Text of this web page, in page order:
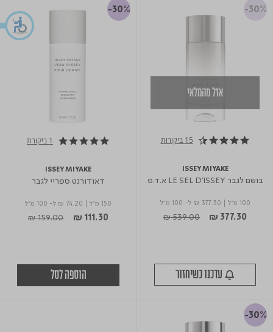
אזל מהמלאי
4.7 star rating 15 ביקורות
-30%
ISSEY MIYAKE
בושם לגבר LE SEL D'ISSEY א.ד.פ
100 מ"ל ₪ 377.30 ל- 100 מ"ל
₪ 377.30
Price reduced from
₪ 539.00to
5.0 star rating 1 ביקורת
-30%
ISSEY MIYAKE
דאודורנט ספריי לגבר
150 מ"ל ₪ 74.20 ל- 100 מ"ל
₪ 111.30
Price reduced from
₪ 159.00to
הוספה לסל
-30%